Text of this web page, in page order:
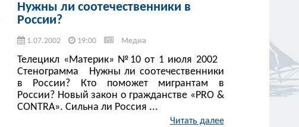
Нужны ли соотечественники в
России?
1.07.2002 19:00 Медиа
Телецикл «Материк» №10 от 1 июля 2002
Стенограмма Нужны ли соотечественники
в России? Кто поможет мигрантам в
России? Новый закон о гражданстве «РRO &
CONTRA». Сильна ли Россия ...
Читать далее